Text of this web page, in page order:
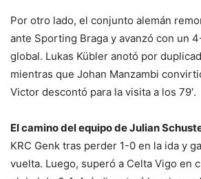
Por otro lado, el conjunto alemán
ante Sporting Braga y avanzó con un
global. Lukas Kübler anotó por
mientras que Johan Manzambi
Victor descontó para la visita a los 79′.
El camino del equipo de Julian
KRC Genk tras perder 1-0 en la ida y
vuelta. Luego, superó a Celta Vigo en